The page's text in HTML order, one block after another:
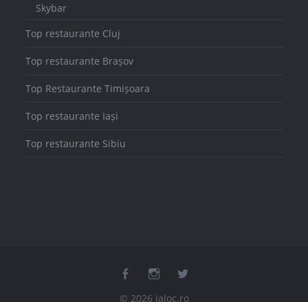
Skybar
Top restaurante Cluj
Top restaurante Brașov
Top Restaurante Timișoara
Top restaurante Iași
Top restaurante Sibiu
facebookinstagram
© 2026 ialoc.ro